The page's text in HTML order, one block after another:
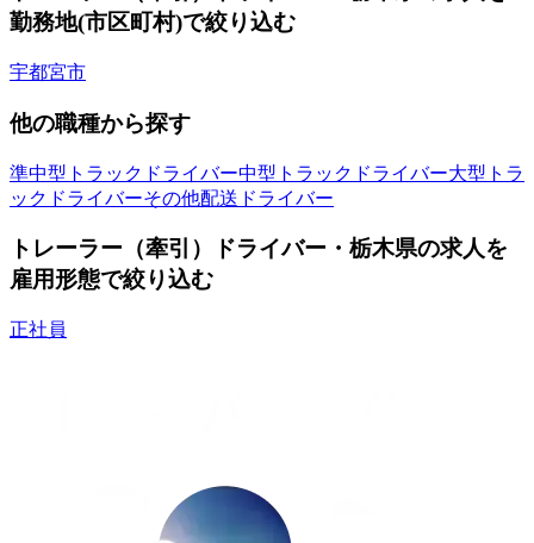
勤務地(市区町村)で絞り込む
宇都宮市
他の職種から探す
準中型トラックドライバー中型トラックドライバー大型トラ
ックドライバーその他配送ドライバー
トレーラー（牽引）ドライバー・栃木県の求人を
雇用形態で絞り込む
正社員